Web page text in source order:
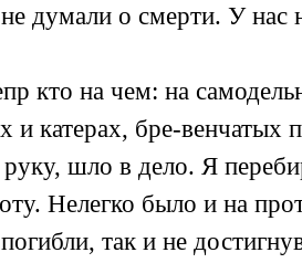
думали о смерти. У нас
кто на чем: на
и катерах, бре-венчатых
шло в дело. Я
Нелегко было и на
так и не